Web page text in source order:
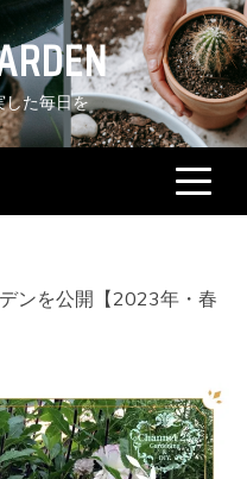
した毎日を
ンを公開【2023年・春